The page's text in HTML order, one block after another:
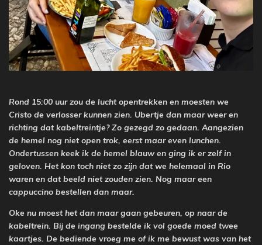
Rond 15:00 uur zou de lucht opentrekken en moesten we
Cristo de verlosser kunnen zien. Ubertje dan maar weer en
richting dat kabeltreintje? Zo gezegd zo gedaan. Aangezien
de hemel nog niet open trok, eerst maar even lunchen.
Ondertussen keek ik de hemel blauw en ging ik er zelf in
geloven. Het kon toch niet zo zijn dat we helemaal in Rio
waren en dat beeld niet zouden zien. Nog maar een
cappuccino bestellen dan maar.
Oke nu moest het dan maar gaan gebeuren, op naar de
kabeltrein. Bij de ingang bestelde ik vol goede moed twee
kaartjes. De bediende vroeg me of ik me bewust was van het